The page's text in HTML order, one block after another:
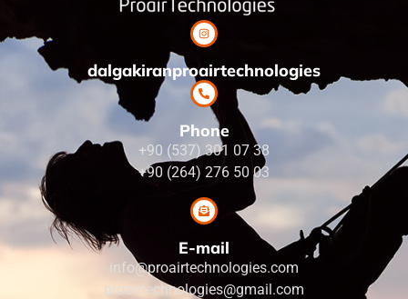
dalgakiranproairtechnologies
Phone
+90 (537) 301 07 38
+90 (264) 276 50 03
E-mail
info@proairtechnologies.com
proairtechnologies@gmail.com